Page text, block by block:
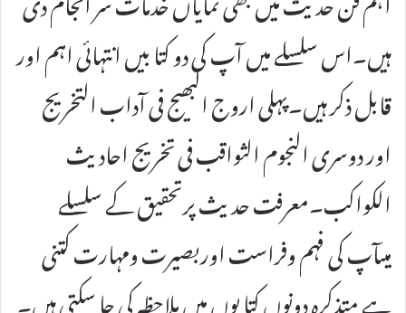
ہیں۔اس سلسلے میں آپ کی دو کتا بیں انتہائی اہم اور
قابل ذکر ہیں۔پہلی اروج البھیج فی آداب التخریج
اور دوسری النجوم الثواقب فی تخریج احادیث
الکواکب۔معرفت حدیث پرتحقیق کے سلسلے
میںآپ کی فہم وفراست اوربصیرت ومہارت کتنی
ہے متذکرہ دونوں کتا بوں میں ملاحظہ کی جا سکتی ہیں۔